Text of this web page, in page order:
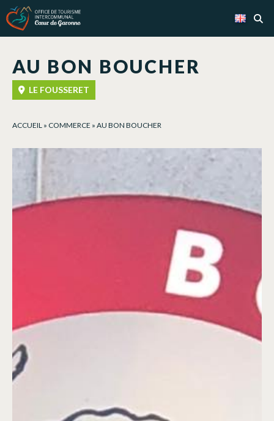
AU BON BOUCHER
LE FOUSSERET
ACCUEIL » COMMERCE » AU BON BOUCHER
Cookies management panel